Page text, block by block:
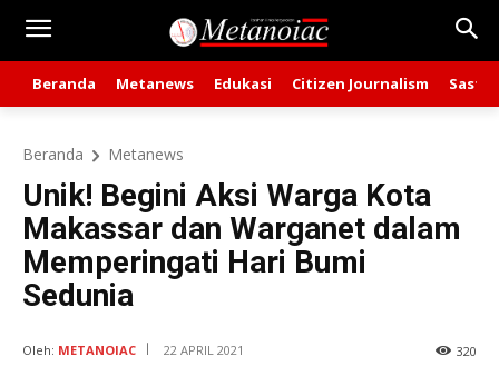
Beranda Metanews Edukasi Citizen Journalism Sastra
Beranda Metanews
Unik! Begini Aksi Warga Kota
Makassar dan Warganet dalam
Memperingati Hari Bumi
Sedunia
320
Oleh: METANOIAC 22 APRIL 2021